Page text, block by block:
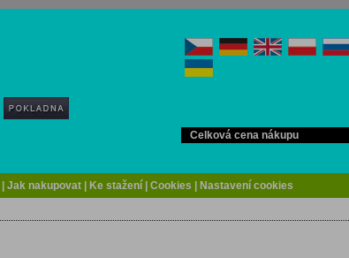
Celková cena nákupu
Jak nakupovat Ke stažení | Cookies | Nastavení cookies